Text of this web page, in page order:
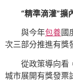
“精準滴灌”擴
與今年包養國
次三部分推進有獎
從政策導向看
城市展開有獎發票